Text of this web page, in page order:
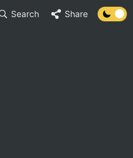
Search Share